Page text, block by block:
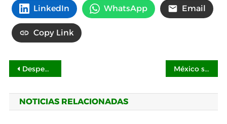
LinkedIn WhatsApp Email
Copy Link
Navegación
de
entradas
Despegar y Best Day incorporan PayPal como nueva opción de pago México supera a España y Latam en la adopción de formación online
NOTICIAS RELACIONADAS